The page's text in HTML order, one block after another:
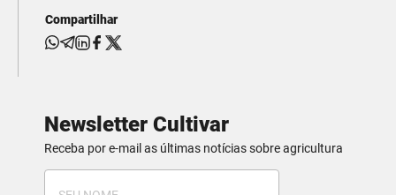
Compartilhar
Newsletter Cultivar
Receba por e-mail as últimas notícias sobre agricultura